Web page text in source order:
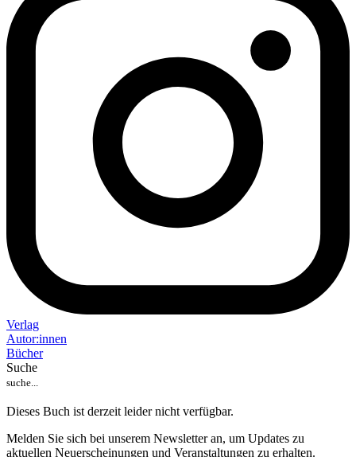
Verlag
Autor:innen
Bücher
Suche
Dieses Buch ist derzeit leider nicht verfügbar.
Melden Sie sich bei unserem Newsletter an, um Updates zu
aktuellen Neuerscheinungen und Veranstaltungen zu erhalten.